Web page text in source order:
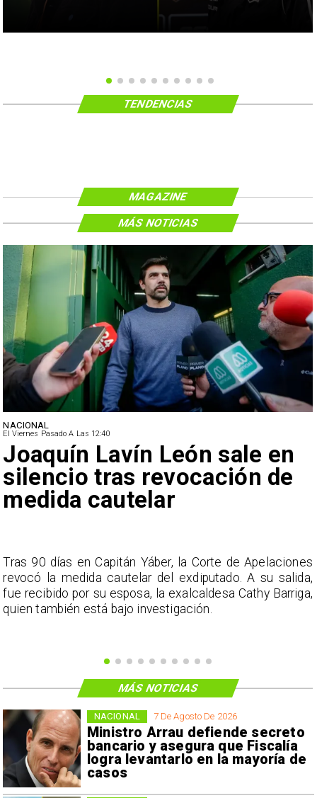
TENDENCIAS
MAGAZINE
NACIONAL
El Viernes Pasado A Las 12:40
Joaquín Lavín León sale en
silencio tras revocación de
medida cautelar
Tras 90 días en Capitán Yáber, la Corte de Apelaciones
revocó la medida cautelar del exdiputado. A su salida,
fue recibido por su esposa, la exalcaldesa Cathy Barriga,
quien también está bajo investigación.
MÁS NOTICIAS
7 De Agosto De 2026
Ministro Arrau defiende secreto
bancario y asegura que Fiscalía
logra levantarlo en la mayoría de
casos
NACIONAL
MÁS NOTICIAS